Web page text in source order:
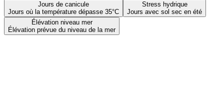
Jours de canicule
Jours où la température dépasse 35°C
Stress hydrique
Jours avec sol sec en été
Élévation niveau mer
Élévation prévue du niveau de la mer